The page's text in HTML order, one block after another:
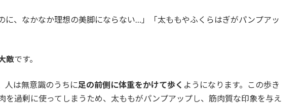
に、なかなか理想の美脚にならない…」「太ももやふくらはぎがパンプアッ
敵です。
人は無意識のうちに足の前側に体重をかけて歩く ようになります。この歩き
を過剰に使ってしまうため、太ももがパンプアップし、筋肉質な印象を与え